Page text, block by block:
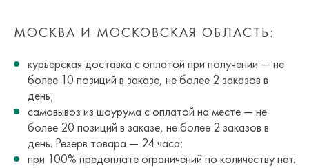
МОСКВА И МОСКОВСКАЯ ОБЛАСТЬ:
курьерская доставка с оплатой при получении — не
более 10 позиций в заказе, не более 2 заказов в
день;
самовывоз из шоурума с оплатой на месте — не
более 20 позиций в заказе, не более 2 заказов в
день. Резерв товара — 24 часа;
при 100% предоплате ограничений по количеству нет.